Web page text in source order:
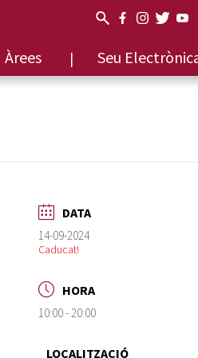
Àrees Seu
DATA
14-09-2024
Caducat!
HORA
10:00 - 20:00
LOCALITZACIÓ